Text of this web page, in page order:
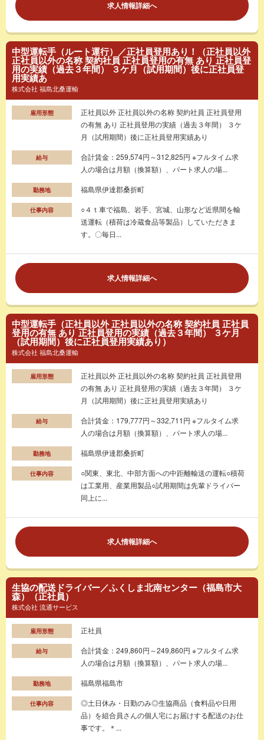
求人情報詳細へ
中型運転手（ルート運行）／正社員登用あり！（正社員以外
正社員以外の名称 契約社員 正社員登用の有無 あり 正社員登
用の実績（過去３年間） ３ケ月（試用期間）後に正社員登
用実績あ
株式会社 福島北桑運輸
雇用形態
正社員以外 正社員以外の名称 契約社員 正社員登用
の有無 あり 正社員登用の実績（過去３年間） ３ケ
月（試用期間）後に正社員登用実績あり
給与
合計賃金：259,574円～312,825円 ※フルタイム求
人の場合は月額（換算額）、パート求人の場...
勤務地 福島県伊達郡桑折町
仕事内容
○４ｔ車で福島、岩手、宮城、山形など近県間を輸
送運転（積荷は冷蔵食品等製品）していただきま
す。〇毎日...
求人情報詳細へ
中型運転手（正社員以外 正社員以外の名称 契約社員 正社員
登用の有無 あり 正社員登用の実績（過去３年間） ３ケ月
（試用期間）後に正社員登用実績あり）
株式会社 福島北桑運輸
雇用形態
正社員以外 正社員以外の名称 契約社員 正社員登用
の有無 あり 正社員登用の実績（過去３年間） ３ケ
月（試用期間）後に正社員登用実績あり
給与
合計賃金：179,777円～332,711円 ※フルタイム求
人の場合は月額（換算額）、パート求人の場...
勤務地 福島県伊達郡桑折町
仕事内容
○関東、東北、中部方面への中距離輸送の運転○積荷
は工業用、産業用製品○試用期間は先輩ドライバー
同上に...
求人情報詳細へ
生協の配送ドライバー／ふくしま北南センター（福島市大
森）（正社員）
株式会社 流通サービス
雇用形態 正社員
給与
合計賃金：249,860円～249,860円 ※フルタイム求
人の場合は月額（換算額）、パート求人の場...
勤務地 福島県福島市
仕事内容
◎土日休み・日勤のみ◎生協商品（食料品や日用
品）を組合員さんの個人宅にお届けする配送のお仕
事です。＊...